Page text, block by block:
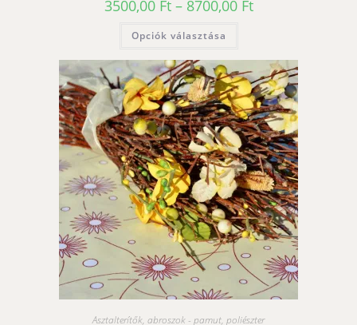
3500,00 Ft – 8700,00 FtÁrtartomány:
3500,00 Ft
Opciók választása
több
variációja
van.
A
változatok
a
termékoldalon
választhatók
ki
Asztalterítők, abroszok - pamut, poliészter